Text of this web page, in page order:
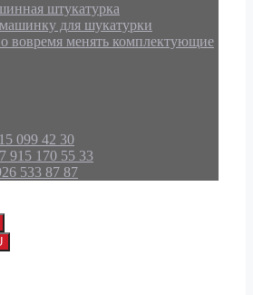
штукатурка
для шукатурки
вовремя менять комплектующие
099 42 30
915 170 55 33
533 87 87